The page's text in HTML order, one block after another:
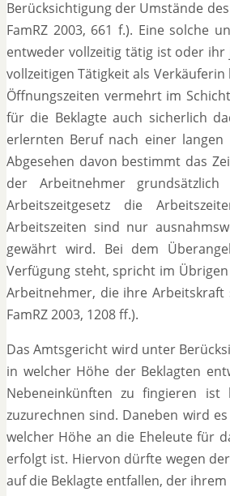
Berücksichtigung der Umstände
FamRZ 2003, 661 f.). Eine solche
entweder vollzeitig tätig ist oder
vollzeitigen Tätigkeit als
Öffnungszeiten vermehrt im
für die Beklagte auch sicherlich
erlernten Beruf nach einer
Abgesehen davon bestimmt das
der Arbeitnehmer
Arbeitszeitgesetz die
Arbeitszeiten sind nur
gewährt wird. Bei dem
Verfügung steht, spricht im
Arbeitnehmer, die ihre Arbeitskraft
FamRZ 2003, 1208 ff.).
Das Amtsgericht wird unter
in welcher Höhe der Beklagten
Nebeneinkünften zu fingieren
zuzurechnen sind. Daneben wird
welcher Höhe an die Eheleute für
erfolgt ist. Hiervon dürfte wegen
auf die Beklagte entfallen, der